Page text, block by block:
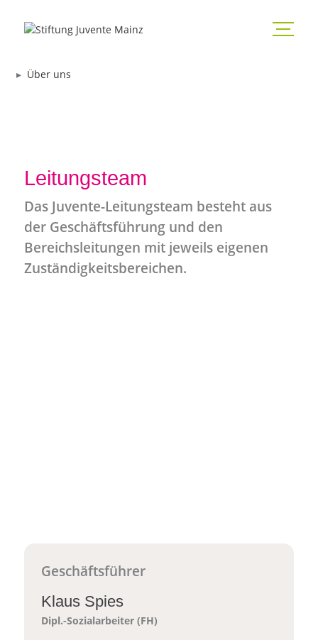
Über uns
Leitungsteam
Das Juvente-Leitungsteam besteht aus
der Geschäftsführung und den
Bereichsleitungen mit jeweils eigenen
Zuständigkeitsbereichen.
Geschäftsführer
Klaus Spies​
Dipl.-Sozialarbeiter (FH)